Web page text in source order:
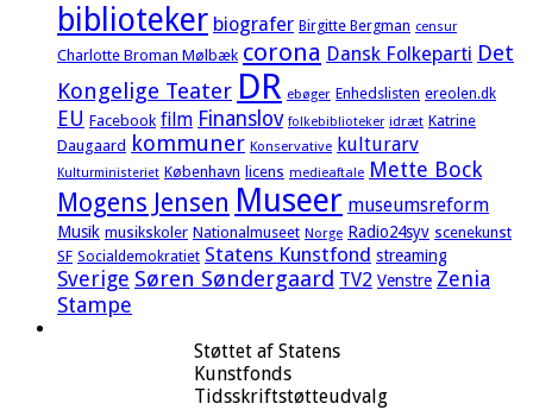
biblioteker biografer Birgitte Bergman censur
Charlotte Broman Mølbæk corona Dansk Folkeparti Det
Kongelige Teater DR ebøger Enhedslisten ereolen.dk
EU Facebook film Finanslov folkebiblioteker idræt Katrine
Daugaard kommuner Konservative kulturarv
Kulturministeriet København licens medieaftale Mette Bock
Mogens Jensen Museer museumsreform
Musik musikskoler Nationalmuseet Norge Radio24syv scenekunst
SF Socialdemokratiet Statens Kunstfond streaming
Sverige Søren Søndergaard TV2 Venstre Zenia
Stampe
Støttet af Statens
Kunstfonds
Tidsskriftstøtteudvalg